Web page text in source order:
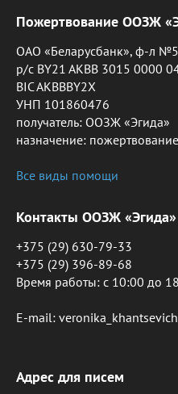
Пожертвование ООЗЖ
ОАО «Беларусбанк», ф-л
р/с BY21 AKBB 3015 0000
BIC AKBBBY2X
УНП 101860476
получатель: ООЗЖ «Эгида»
назначение: пожертвование
Все виды помощи
Контакты ООЗЖ «Эгида»
+375 (29) 630-79-33
+375 (29) 396-89-68
Время работы: c 10:00 до
E-mail:
Адрес для писем